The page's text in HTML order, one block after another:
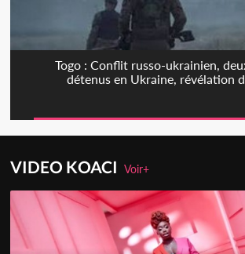
Togo : Conflit russo-ukrainien,
détenus en Ukraine, révélation
VIDEO KOACIVoir+